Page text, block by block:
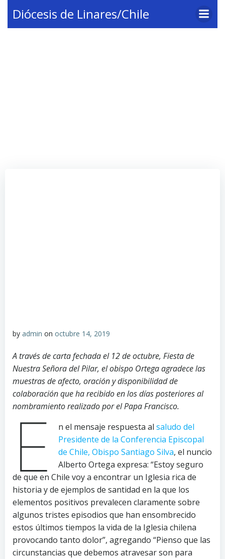
al
contenido
Diócesis de Linares/Chile
by admin on octubre 14, 2019
A través de carta fechada el 12 de octubre, Fiesta de
Nuestra Señora del Pilar, el obispo Ortega agradece las
muestras de afecto, oración y disponibilidad de
colaboración que ha recibido en los días posteriores al
nombramiento realizado por el Papa Francisco.
E n el mensaje respuesta alsaludo del
Presidente de la Conferencia Episcopal
de Chile, Obispo Santiago Silva, el nuncio
Alberto Ortega expresa: “Estoy seguro
de que en Chile voy a encontrar un Iglesia rica de
historia y de ejemplos de santidad en la que los
elementos positivos prevalecen claramente sobre
algunos tristes episodios que han ensombrecido
estos últimos tiempos la vida de la Iglesia chilena
provocando tanto dolor”, agregando “Pienso que las
circunstancias que debemos atravesar son para